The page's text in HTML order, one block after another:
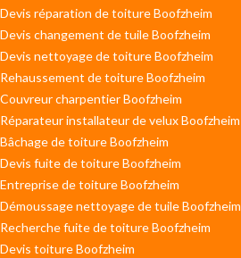
Devis réparation de toiture Boofzheim
Devis changement de tuile Boofzheim
Devis nettoyage de toiture Boofzheim
Rehaussement de toiture Boofzheim
Couvreur charpentier Boofzheim
Réparateur installateur de velux Boofzheim
Bâchage de toiture Boofzheim
Devis fuite de toiture Boofzheim
Entreprise de toiture Boofzheim
Démoussage nettoyage de tuile Boofzheim
Recherche fuite de toiture Boofzheim
Devis toiture Boofzheim